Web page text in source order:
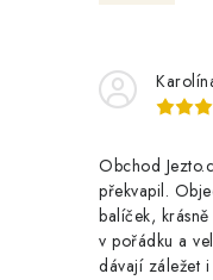
Obchod
překvapil.
balíček,
v pořádku a
dávají záležet